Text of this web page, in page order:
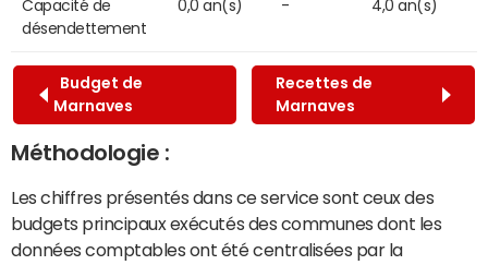
Capacité de
désendettement
0,0 an(s) - 4,0 an(s)
Budget de
Marnaves
Recettes de
Marnaves
Méthodologie :
Les chiffres présentés dans ce service sont ceux des
budgets principaux exécutés des communes dont les
données comptables ont été centralisées par la